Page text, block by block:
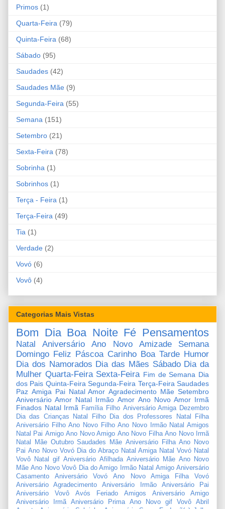
Primos (1)
Quarta-Feira (79)
Quinta-Feira (68)
Sábado (95)
Saudades (42)
Saudades Mãe (9)
Segunda-Feira (55)
Semana (151)
Setembro (21)
Sexta-Feira (78)
Sobrinha (1)
Sobrinhos (1)
Terça - Feira (1)
Terça-Feira (49)
Tia (1)
Verdade (2)
Vovó (6)
Vovô (4)
Categorias Mais Vistas
Bom Dia Boa Noite Fé Pensamentos
Natal Aniversário Ano Novo Amizade
Semana
Domingo Feliz Páscoa Carinho Boa Tarde Humor
Dia dos Namorados Dia das Mães Sábado Dia da
Mulher Quarta-Feira Sexta-Feira Fim de Semana Dia
dos Pais Quinta-Feira Segunda-Feira Terça-Feira Saudades
Paz Amiga Pai Natal Amor Agradecimento Mãe Setembro
Aniversário Amor Natal Irmão Amor Ano Novo Amor Irmã
Finados Natal Irmã Família Filho Aniversário Amiga Dezembro
Dia das Crianças
Natal Filho Dia dos Professores
Natal Filha
Aniversário Filho Ano Novo Filho Ano Novo Irmão Natal Amigos
Natal Pai Amigo Ano Novo Amigo Ano Novo Filha Ano Novo Irmã
Natal Mãe Outubro Saudades Mãe Aniversário Filha Ano Novo
Pai Ano Novo Vovó Dia do Abraço Natal Amiga Natal Vovó Natal
Vovô
Natal gif Aniversário Afilhada Aniversário Mãe Ano Novo
Mãe Ano Novo Vovô Dia do Amigo Irmão Natal Amigo Aniversário
Casamento
Aniversário Vovó Ano Novo Amiga Filha
Vovó
Aniversário Agradecimento
Aniversário Irmão
Aniversário Pai
Aniversário Vovô
Avós Feriado Amigos
Aniversário Amigo
Aniversário Irmã
Aniversário Prima Ano Novo gif Vovô
Abril